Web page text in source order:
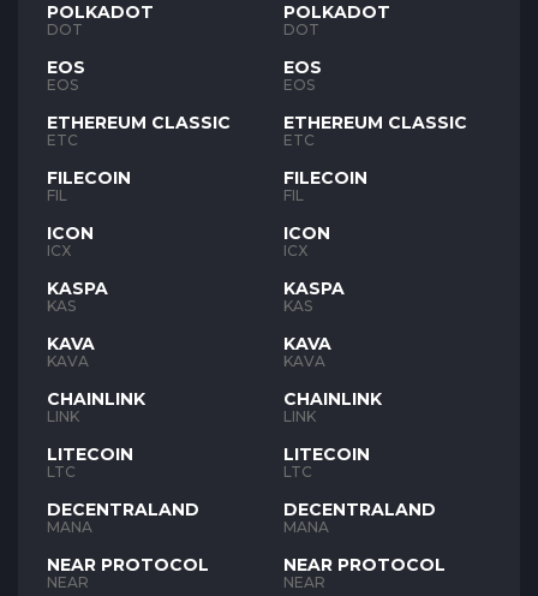
POLKADOT
DOT
EOS
EOS
ETHEREUM CLASSIC
ETC
FILECOIN
FIL
ICON
ICX
KASPA
KAS
KAVA
KAVA
CHAINLINK
LINK
LITECOIN
LTC
DECENTRALAND
MANA
NEAR PROTOCOL
NEAR
POLKADOT
DOT
EOS
EOS
ETHEREUM CLASSIC
ETC
FILECOIN
FIL
ICON
ICX
KASPA
KAS
KAVA
KAVA
CHAINLINK
LINK
LITECOIN
LTC
DECENTRALAND
MANA
NEAR PROTOCOL
NEAR